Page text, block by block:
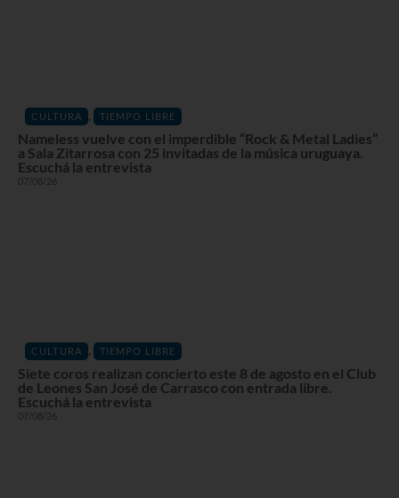
CULTURA , TIEMPO LIBRE
Nameless vuelve con el imperdible “Rock & Metal Ladies”
a Sala Zitarrosa con 25 invitadas de la música uruguaya.
Escuchá la entrevista
07/08/26
CULTURA , TIEMPO LIBRE
Siete coros realizan concierto este 8 de agosto en el Club
de Leones San José de Carrasco con entrada libre.
Escuchá la entrevista
07/08/26